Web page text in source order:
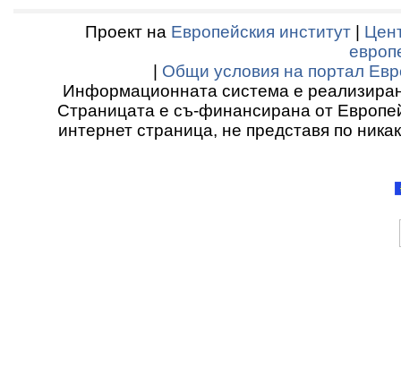
Проект на Европейския институт
Общи условия на портал
Информационната система е
Страницата е съ-финансирана от
интернет страница, не представя по